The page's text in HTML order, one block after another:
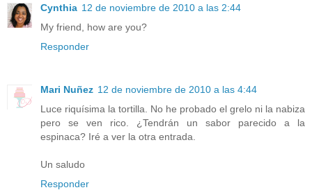
Cynthia 12 de noviembre de 2010 a las 2:44
My friend, how are you?
Responder
Mari Nuñez 12 de noviembre de 2010 a las 4:44
Luce riquísima la tortilla. No he probado el grelo ni la nabiza
pero se ven rico. ¿Tendrán un sabor parecido a la
espinaca? Iré a ver la otra entrada.
Un saludo
Responder